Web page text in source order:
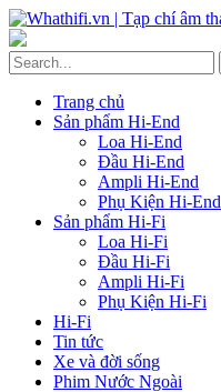
Trang chủ
Sản phẩm Hi-End
Loa Hi-End
Đầu Hi-End
Ampli Hi-End
Phụ Kiện Hi-End
Sản phẩm Hi-Fi
Loa Hi-Fi
Đầu Hi-Fi
Ampli Hi-Fi
Phụ Kiện Hi-Fi
Hi-Fi
Tin tức
Xe và đời sống
Phim Nước Ngoài